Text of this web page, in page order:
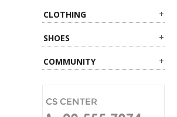
CLOTHING
SHOES
COMMUNITY